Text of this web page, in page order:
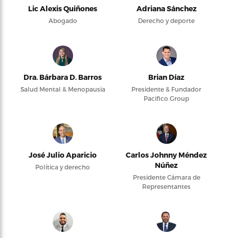
Lic Alexis Quiñones
Abogado
Adriana Sánchez
Derecho y deporte
Dra. Bárbara D. Barros
Salud Mental & Menopausia
Brian Díaz
Presidente & Fundador
Pacifico Group
José Julio Aparicio
Política y derecho
Carlos Johnny Méndez
Núñez
Presidente Cámara de
Representantes